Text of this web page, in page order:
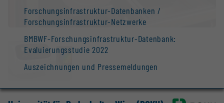
Forschungs­infrastruktur-Datenbanken /
Forschungs­infrastruktur-Netzwerke
BMBWF-Forschungsinfrastruktur-Datenbank:
Evaluierungsstudie 2022
Auszeichnungen und Pressemeldungen